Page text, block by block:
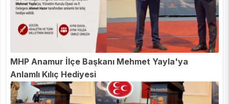
MHP Anamur İlçe Başkanı Mehmet Yayla'ya
Anlamlı Kılıç Hediyesi